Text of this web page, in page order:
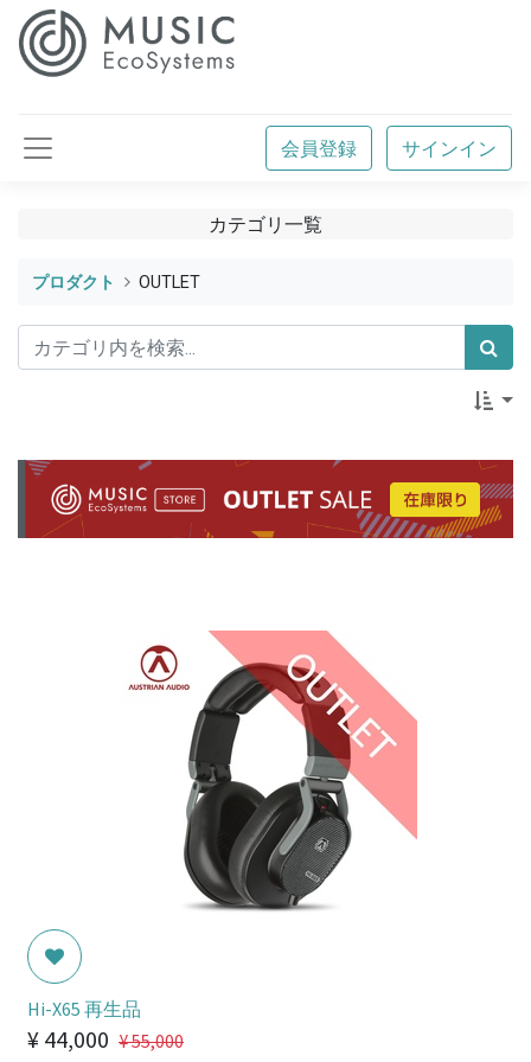
会員登録 サインイン
カテゴリ一覧
プロダクト OUTLET
Hi-X65 再生品
¥ 44,000 ¥55,000